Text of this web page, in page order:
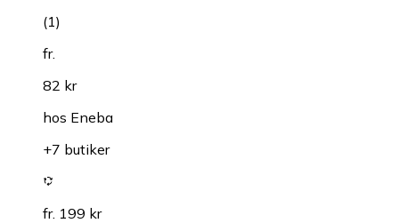
(1)
fr.
82 kr
hos Eneba
+7 butiker
fr. 199 kr